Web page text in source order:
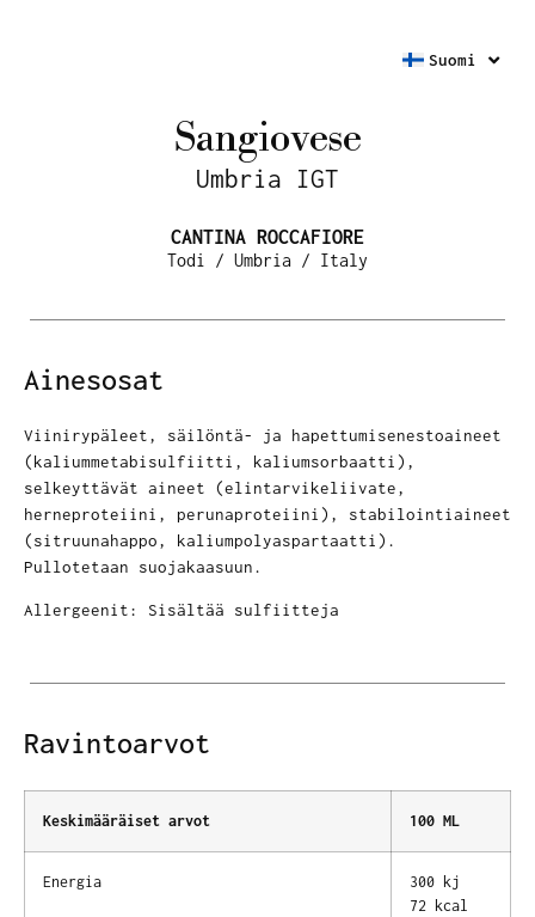
Suomi
Sangiovese
Umbria IGT
CANTINA ROCCAFIORE
Todi / Umbria / Italy
Ainesosat
Viinirypäleet, säilöntä- ja hapettumisenestoaineet
(kaliummetabisulfiitti, kaliumsorbaatti),
selkeyttävät aineet (elintarvikeliivate,
herneproteiini, perunaproteiini), stabilointiaineet
(sitruunahappo, kaliumpolyaspartaatti).
Pullotetaan suojakaasuun.
Allergeenit: Sisältää sulfiitteja
Ravintoarvot
Keskimääräiset arvot 100 ML
Energia
300 kj
72 kcal